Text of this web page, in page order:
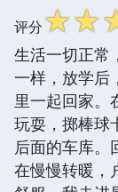
评分☆☆
生活一切正常
一样，放学后
里一起回家。
玩耍，掷棒球
后面的车库。
在慢慢转暖，